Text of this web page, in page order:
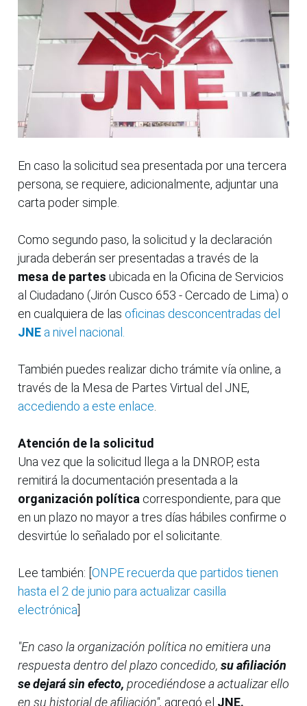
En caso la solicitud sea presentada por una tercera
persona, se requiere, adicionalmente, adjuntar una
carta poder simple.
Como segundo paso, la solicitud y la declaración
jurada deberán ser presentadas a través de la
mesa de partes ubicada en la Oficina de Servicios
al Ciudadano (Jirón Cusco 653 - Cercado de Lima) o
en cualquiera de las oficinas desconcentradas del
JNE a nivel nacional.
También puedes realizar dicho trámite vía online, a
través de la Mesa de Partes Virtual del JNE,
accediendo a este enlace
Atención de la solicitud
Una vez que la solicitud llega a la DNROP, esta
remitirá la documentación presentada a la
organización política correspondiente, para que
en un plazo no mayor a tres días hábiles confirme o
desvirtúe lo señalado por el solicitante.
Lee también: [ ONPE recuerda que partidos tienen
hasta el 2 de junio para actualizar casilla
electrónica
"En caso la organización política no emitiera una
respuesta dentro del plazo concedido, su afiliación
se dejará sin efecto, procediéndose a actualizar ello
en su historial de afiliación", agregó el JNE.